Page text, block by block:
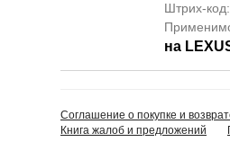
Штрих-
на
Соглашение о покупке и
Книга жалоб и предложений